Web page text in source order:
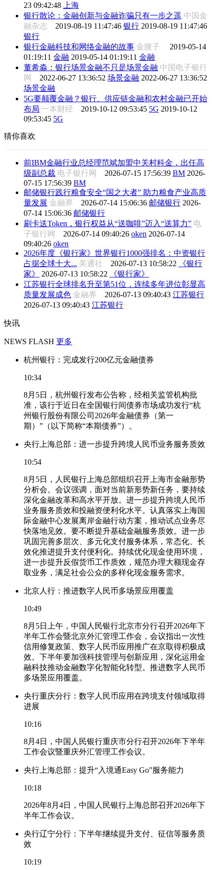
23 09:42:48
上海
银行散论：金融创新与金融诈骗只有一步之遥 中国金
融杂志 2019-08-19 11:47:46 银行 2019-08-19 11:47:46
银行
银行金融科技和网络金融的故事 金腰子 2019-05-14
01:19:11 金融 2019-05-14 01:19:11 金融
董希淼：银行场景金融不只是场景金融 中国电子银行
网 2022-06-27 13:36:52 场景金融 2022-06-27 13:36:52
场景金融
5G要颠覆金融？银行、供应链金融和农村金融已开始
布局 一本财经 2019-10-12 09:53:45 5G 2019-10-12
09:53:45 5G
猜你喜欢
前IBM金融行业总经理范斌加盟中关村科金，出任高
级副总裁 电子银行网 2026-07-15 17:56:39 BM 2026-
07-15 17:56:39 BM
邮储银行践行粮食安全“国之大者” 助力粮食产业高质
量发展 金融界 2026-07-14 15:06:36 邮储银行 2026-
07-14 15:06:36 邮储银行
刷卡送Token，银行权益从“送咖啡”迈入“送算力” 电
子银行网 2026-07-14 09:40:26 oken 2026-07-14
09:40:26 oken
2026年度《银行家》世界银行1000强排名：中资银行
占据全球十大... 美通社 2026-07-13 10:58:22
《银行
家》
2026-07-13 10:58:22
《银行家》
江苏银行全球排名升至第51位，连续多年进位彰显高
质量发展成色 金融界 2026-07-13 09:40:43 江苏银行
2026-07-13 09:40:43 江苏银行
快讯
NEWS FLASH 更多
杭州银行：完成发行200亿元金融债券
10:34
8月5日，杭州银行发布公告称，经相关监管机构批
准，该行于近日在全国银行间债券市场成功发行“杭
州银行股份有限公司2026年金融债券（第一
期）”（以下简称“本期债券”）。
央行上海总部：进一步提升跨境人民币业务服务质效
10:54
8月5日，人民银行上海总部组织召开上海市金融形势
分析会。会议强调，面对当前新形势新任务，要持续
深化金融改革和高水平开放。进一步提升跨境人民币
业务服务质效和投融资便利化水平。认真落实上海国
际金融中心发展离岸金融行动方案，推动试点业务尽
快落地见效。要不断提升基础金融服务质效。进一步
巩固完善多层次、多元化支付服务体系，常态化、长
效化推进提升支付便利化。持续优化现金使用环境，
进一步提升反假货币工作质效，规范办理大额现金存
取业务，满足社会公众的多样化现金服务需求。
北京人行：推进数字人民币多场景应用覆盖
10:49
8月5日上午，中国人民银行北京市分行召开2026年下
半年工作会暨北京外汇管理工作会，会议指出一次性
信用修复政策、数字人民币应用推广在京取得积极成
效。下半年要加强科技管理与创新应用，深化运用金
融科技推动金融数字化智能化转型。推进数字人民币
多场景应用覆盖。
央行重庆分行：数字人民币应用在跨境支付领域取得
进展
10:16
8月4日，中国人民银行重庆市分行召开2026年下半年
工作会议暨重庆外汇管理工作会议。
央行上海总部：提升“入境通Easy Go”服务能力
10:18
2026年8月4日，中国人民银行上海总部召开2026年下
半年工作会议。
央行辽宁分行：下半年继续提升支付、征信等服务质
效
10:19